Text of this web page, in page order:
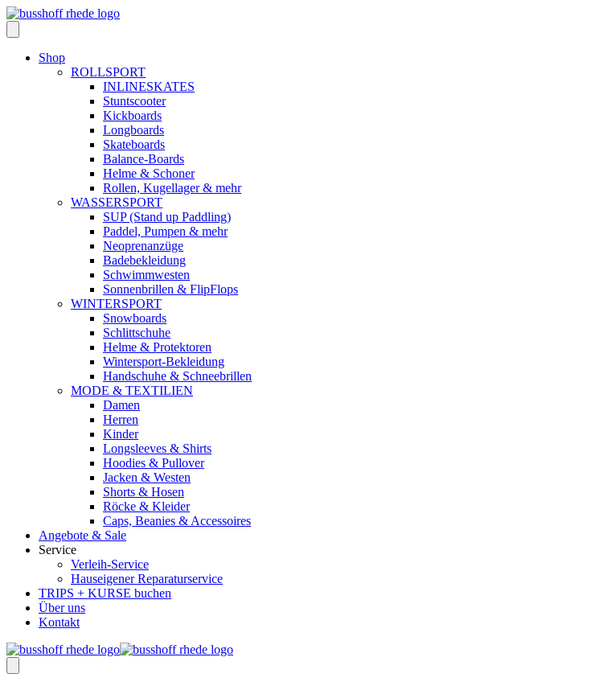
Skip
to
content
Shop
ROLLSPORT
INLINESKATES
Stuntscooter
Kickboards
Longboards
Skateboards
Balance-Boards
Helme & Schoner
Rollen, Kugellager & mehr
WASSERSPORT
SUP (Stand up Paddling)
Paddel, Pumpen & mehr
Neoprenanzüge
Badebekleidung
Schwimmwesten
Sonnenbrillen & FlipFlops
WINTERSPORT
Snowboards
Schlittschuhe
Helme & Protektoren
Wintersport-Bekleidung
Handschuhe & Schneebrillen
MODE & TEXTILIEN
Damen
Herren
Kinder
Longsleeves & Shirts
Hoodies & Pullover
Jacken & Westen
Shorts & Hosen
Röcke & Kleider
Caps, Beanies & Accessoires
Angebote & Sale
Service
Verleih-Service
Hauseigener Reparaturservice
TRIPS + KURSE buchen
Über uns
Kontakt